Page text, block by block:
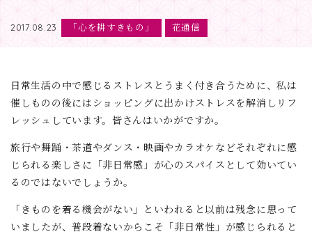
2017.08.23 「心を耕すきもの」 花通信
日常生活の中で感じるストレスとうまく付き合うために、私は
催しものの後にはショッピングに出かけストレスを解消しリフ
レッシュしています。皆さんはいかがですか。
旅行や舞踊・茶道やダンス・映画やカラオケなどそれぞれに感
じられる楽しさに「非日常感」が心のスパイスとして効いてい
るのではないでしょうか。
「きものを着る機会がない」といわれると以前は残念に思って
いましたが、普段着ないからこそ「非日常性」が感じられると